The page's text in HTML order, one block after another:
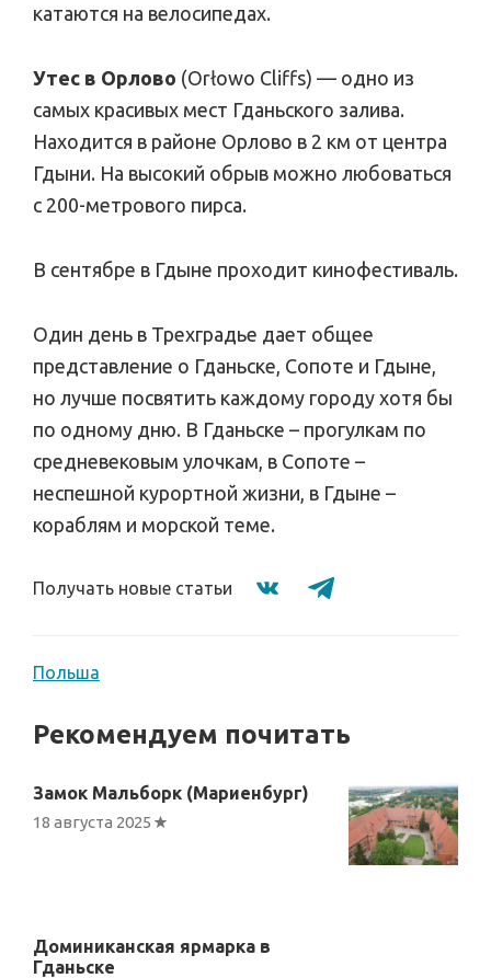
катаются на велосипедах.
Утес в Орлово (Orłowo Cliffs) — одно из
самых красивых мест Гданьского залива.
Находится в районе Орлово в 2 км от центра
Гдыни. На высокий обрыв можно любоваться
с 200-метрового пирса.
В сентябре в Гдыне проходит кинофестиваль.
Один день в Трехградье дает общее
представление о Гданьске, Сопоте и Гдыне,
но лучше посвятить каждому городу хотя бы
по одному дню. В Гданьске – прогулкам по
средневековым улочкам, в Сопоте –
неспешной курортной жизни, в Гдыне –
кораблям и морской теме.
Получать новые статьи
Польша
Рекомендуем почитать
Замок Мальборк (Мариенбург)
18 августа 2025
Доминиканская ярмарка в
Гданьске